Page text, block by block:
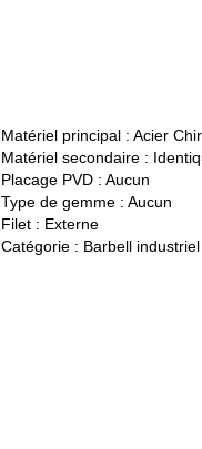
Matériel principal : Acier
Matériel secondaire :
Placage PVD : Aucun
Type de gemme : Aucun
Filet : Externe
Catégorie : Barbell industriel